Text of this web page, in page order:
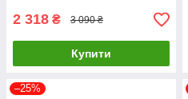
2 318 ₴ 3 090 ₴
Купити
–25%